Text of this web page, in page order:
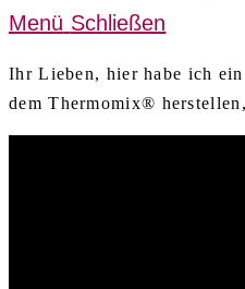
Menü Schließen
Ihr Lieben, hier habe ich
dem Thermomix®